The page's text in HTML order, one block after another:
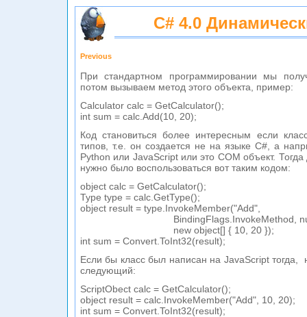
C# 4.0
Previous
При стандартном программировании мы
потом вызываем метод этого объекта, пример:
Calculator calc = GetCalculator();
int sum = calc.Add(10, 20);
Код становиться более интересным если
типов, т.е. он создается не на языке C#, а
Python или JavaScript или это COM объект.
нужно было воспользоваться вот таким кодом:
object calc = GetCalculator();
Type type = calc.GetType();
object result = type.InvokeMember("Add",
BindingFlags.InvokeMethod,
new object[] { 10, 20 });
int sum = Convert.ToInt32(result);
Если бы класс был написан на JavaScript
следующий:
ScriptObect calc = GetCalculator();
object result = calc.InvokeMember("Add", 10, 20);
int sum = Convert.ToInt32(result);